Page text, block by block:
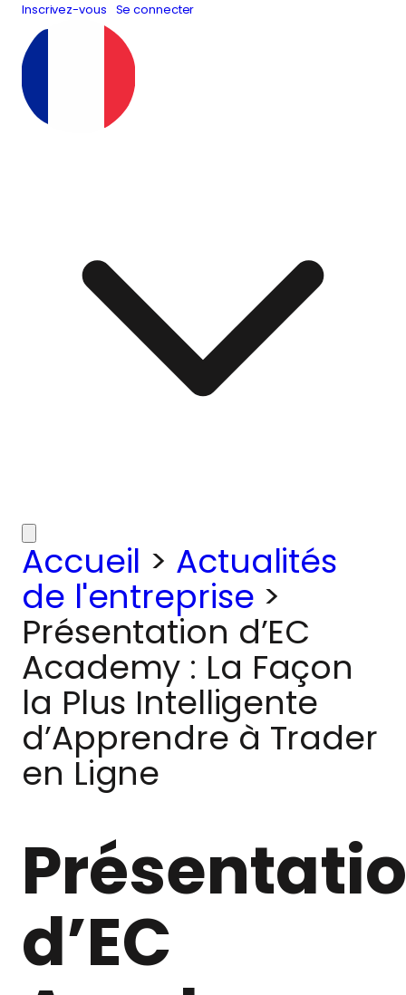
Inscrivez-vous Se connecter
Accueil > Actualités
de l'entreprise >
Présentation d’EC
Academy : La Façon
la Plus Intelligente
d’Apprendre à Trader
en Ligne
d’EC